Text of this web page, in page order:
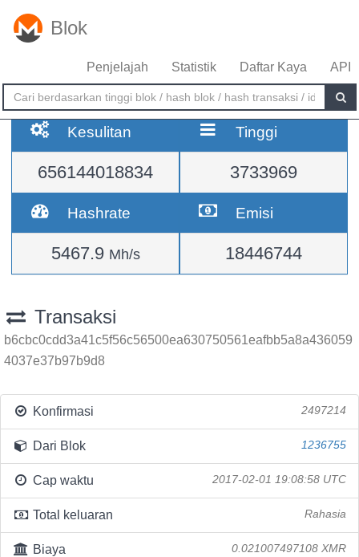
Blok
Penjelajah Statistik Daftar Kaya API
Kesulitan
656144018834
Tinggi
3733969
Hashrate
5467.9 Mh/s
Emisi
18446744
Transaksi
b6cbc0cdd3a41c5f56c56500ea630750561eafbb5a8a436059
4037e37b97b9d8
Konfirmasi 2497214
Dari Blok 1236755
Cap waktu 2017-02-01 19:08:58 UTC
Total keluaran Rahasia
Biaya 0.021007497108 XMR